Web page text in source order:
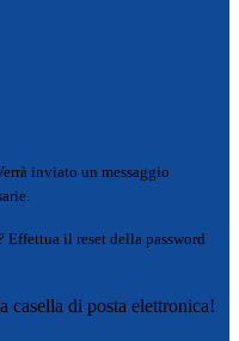
inviato un messaggio
Effettua il reset della password
casella di posta elettronica!